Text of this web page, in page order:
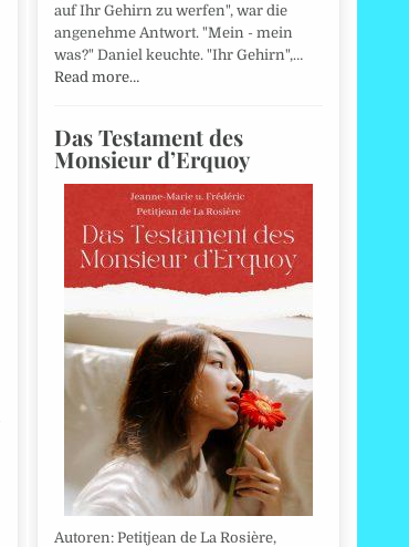
auf Ihr Gehirn zu werfen", war die
angenehme Antwort. "Mein - mein
was?" Daniel keuchte. "Ihr Gehirn",…
Read more…
Das Testament des
Monsieur d’Erquoy
Autoren: Petitjean de La Rosière,